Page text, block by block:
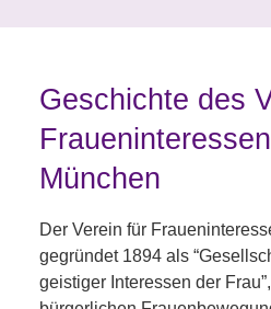
Geschichte des
München
Der Verein für
gegründet 1894 als
geistiger Interessen der